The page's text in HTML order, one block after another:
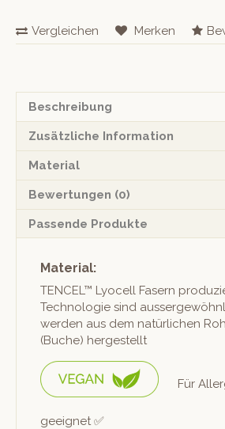
Schaftgewebe
«Streifen»
Vergleichen Merken
Beschreibung
Zusätzliche Information
Material
Bewertungen (0)
Passende Produkte
Material:
TENCEL™ Lyocell Fasern
Tech­nolo­gie sind
wer­den aus dem natür­lichen
(Buche) hergestellt
Für
geeignet ✅